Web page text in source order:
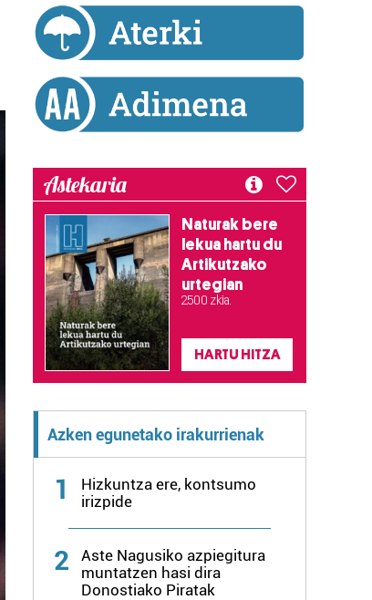
Astekaria
Naturak bere
lekua hartu du
Artikutzako
urtegian
2.500 zkia.
HARTU HITZA
Azken egunetako irakurrienak
1
Hizkuntza ere, kontsumo
irizpide
2
Aste Nagusiko azpiegitura
muntatzen hasi dira
Donostiako Piratak